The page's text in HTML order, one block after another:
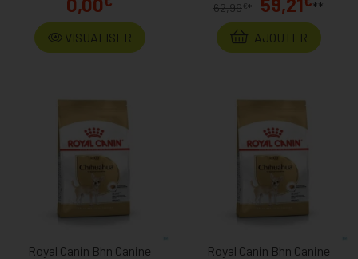
VISUALISER
62,99€*
**
AJOUTER
Royal Canin Bhn Canine
Royal Canin Bhn Canine